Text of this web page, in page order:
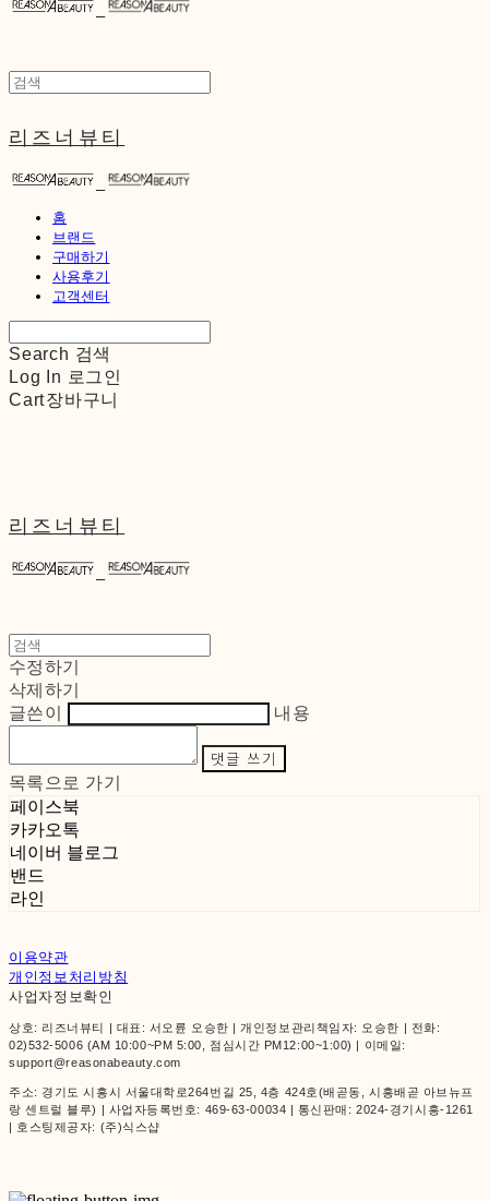
리즈너뷰티
홈
브랜드
구매하기
사용후기
고객센터
Search 검색
Log In 로그인
Cart장바구니
리즈너뷰티
수정하기
삭제하기
글쓴이
내용
댓글 쓰기
목록으로 가기
페이스북
카카오톡
네이버 블로그
밴드
라인
이용약관
개인정보처리방침
사업자정보확인
상호: 리즈너뷰티 | 대표: 서오륜 오승한 | 개인정보관리책임자: 오승한 | 전화:
02)532-5006 (AM 10:00~PM 5:00, 점심시간 PM12:00~1:00) | 이메일:
support@reasonabeauty.com
주소: 경기도 시흥시 서울대학로264번길 25, 4층 424호(배곧동, 시흥배곧 아브뉴프
랑 센트럴 블루) | 사업자등록번호: 469-63-00034 | 통신판매:2024-경기시흥-1261
| 호스팅제공자: (주)식스샵